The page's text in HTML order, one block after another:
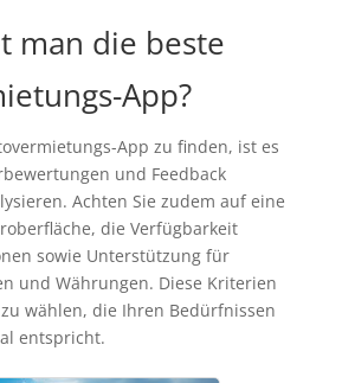
man die beste
App?
App zu finden, ist es
und Feedback
Achten Sie zudem auf eine
die Verfügbarkeit
sowie Unterstützung für
und Währungen. Diese Kriterien
wählen, die Ihren Bedürfnissen
entspricht.